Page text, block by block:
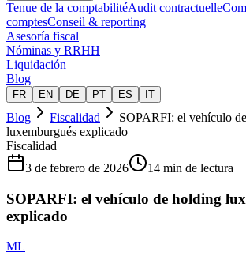
Tenue de la comptabilitéAudit contractuelle
comptesConseil & reporting
Asesoría fiscal
Nóminas y RRHH
Liquidación
Blog
FR EN DE PT ES IT
Blog Fiscalidad
SOPARFI: el vehículo
luxemburgués explicado
Fiscalidad
3 de febrero de 2026
14 min de lectura
SOPARFI: el vehículo de holding
explicado
ML